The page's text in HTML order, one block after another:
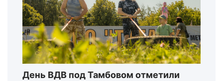
День ВДВ под Тамбовом отметили